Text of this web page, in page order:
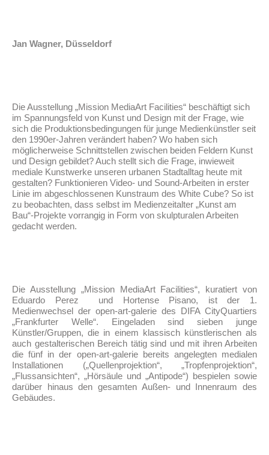
Jan Wagner, Düsseldorf
Die Ausstellung „Mission MediaArt Facilities“ beschäftigt sich
im Spannungsfeld von Kunst und Design mit der Frage, wie
sich die Produktionsbedingungen für junge Medienkünstler seit
den 1990er-Jahren verändert haben? Wo haben sich
möglicherweise Schnittstellen zwischen beiden Feldern Kunst
und Design gebildet? Auch stellt sich die Frage, inwieweit
mediale Kunstwerke unseren urbanen Stadtalltag heute mit
gestalten? Funktionieren Video- und Sound-Arbeiten in erster
Linie im abgeschlossenen Kunstraum des White Cube? So ist
zu beobachten, dass selbst im Medienzeitalter „Kunst am
Bau“-Projekte vorrangig in Form von skulpturalen Arbeiten
gedacht werden.
Die Ausstellung „Mission MediaArt Facilities“, kuratiert von
Eduardo Perez und Hortense Pisano, ist der 1.
Medienwechsel der open-art-galerie des DIFA CityQuartiers
„Frankfurter Welle“. Eingeladen sind sieben junge
Künstler/Gruppen, die in einem klassisch künstlerischen als
auch gestalterischen Bereich tätig sind und mit ihren Arbeiten
die fünf in der open-art-galerie bereits angelegten medialen
Installationen („Quellenprojektion“, „Tropfenprojektion“,
„Flussansichten“, „Hörsäule und „Antipode“) bespielen sowie
darüber hinaus den gesamten Außen- und Innenraum des
Gebäudes.